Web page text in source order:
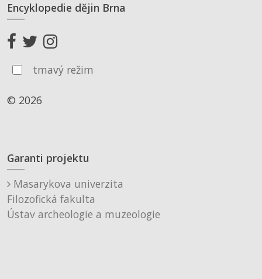
Encyklopedie dějin Brna
tmavý režim
© 2026
Garanti projektu
Masarykova univerzita
Filozofická fakulta
Ústav archeologie a muzeologie